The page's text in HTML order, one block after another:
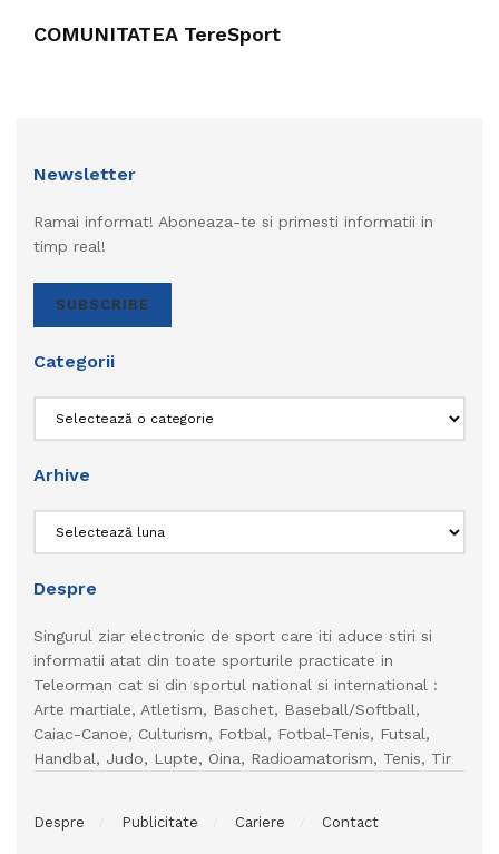
COMUNITATEA TereSport
Newsletter
Ramai informat! Aboneaza-te si primesti informatii in
timp real!
SUBSCRIBE
Categorii
Arhive
Despre
Singurul ziar electronic de sport care iti aduce stiri si
informatii atat din toate sporturile practicate in
Teleorman cat si din sportul national si international :
Arte martiale, Atletism, Baschet, Baseball/Softball,
Caiac-Canoe, Culturism, Fotbal, Fotbal-Tenis, Futsal,
Handbal, Judo, Lupte, Oina, Radioamatorism, Tenis, Tir
Despre Publicitate Cariere Contact